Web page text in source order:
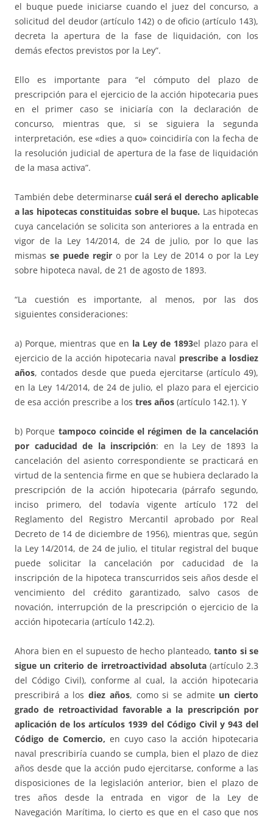
el buque puede iniciarse cuando el juez del concurso, a
solicitud del deudor (artículo 142) o de oficio (artículo 143),
decreta la apertura de la fase de liquidación, con los
demás efectos previstos por la Ley”.
Ello es importante para “el cómputo del plazo de
prescripción para el ejercicio de la acción hipotecaria pues
en el primer caso se iniciaría con la declaración de
concurso, mientras que, si se siguiera la segunda
interpretación, ese «dies a quo» coincidiría con la fecha de
la resolución judicial de apertura de la fase de liquidación
de la masa activa”.
También debe determinarse cuál será el derecho aplicable
a las hipotecas constituidas sobre el buque. Las hipotecas
cuya cancelación se solicita son anteriores a la entrada en
vigor de la Ley 14/2014, de 24 de julio, por lo que las
mismasse puede regir o por la Ley de 2014 o por la Ley
sobre hipoteca naval, de 21 de agosto de 1893.
“La cuestión es importante, al menos, por las dos
siguientes consideraciones:
a) Porque, mientras que en la Ley de 1893el plazo para el
ejercicio de la acción hipotecaria naval prescribe a losdiez
años, contados desde que pueda ejercitarse (artículo 49),
en la Ley 14/2014, de 24 de julio, el plazo para el ejercicio
de esa acción prescribe a los tres años (artículo 142.1). Y
b) Porque tampoco coincide el régimen de la cancelación
por caducidad de la inscripción: en la Ley de 1893 la
cancelación del asiento correspondiente se practicará en
virtud de la sentencia firme en que se hubiera declarado la
prescripción de la acción hipotecaria (párrafo segundo,
inciso primero, del todavía vigente artículo 172 del
Reglamento del Registro Mercantil aprobado por Real
Decreto de 14 de diciembre de 1956), mientras que, según
la Ley 14/2014, de 24 de julio, el titular registral del buque
puede solicitar la cancelación por caducidad de la
inscripción de la hipoteca transcurridos seis años desde el
vencimiento del crédito garantizado, salvo casos de
novación, interrupción de la prescripción o ejercicio de la
acción hipotecaria (artículo 142.2).
Ahora bien en el supuesto de hecho planteado, tanto si se
sigue un criterio de irretroactividad absoluta (artículo 2.3
del Código Civil), conforme al cual, la acción hipotecaria
prescribirá a losdiez años, como si se admite un cierto
grado de retroactividad favorable a la prescripción por
aplicación de los artículos 1939 del Código Civil y 943 del
Código de Comercio, en cuyo caso la acción hipotecaria
naval prescribiría cuando se cumpla, bien el plazo de diez
años desde que la acción pudo ejercitarse, conforme a las
disposiciones de la legislación anterior, bien el plazo de
tres años desde la entrada en vigor de la Ley de
Navegación Marítima, lo cierto es que en el caso que nos